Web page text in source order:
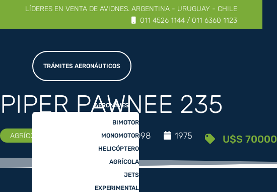
LÍDERES EN VENTA DE AVIONES. ARGENTINA - URUGUAY - CHILE
011 4526 1144 / 011 6360 1123
TRÁMITES AERONÁUTICOS
AERONAVES
BIMOTOR
MONOMOTOR
HELICÓPTERO
AGRÍCOLA
JETS
EXPERIMENTAL
PIPER PAWNEE 235
AGRÍCOLA 24098 1975 U$S 70000